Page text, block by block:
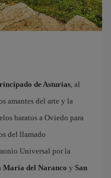
de Asturias, al
amantes del arte y la
baratos a Oviedo para
del llamado
Universal por la
María del Naranco y San